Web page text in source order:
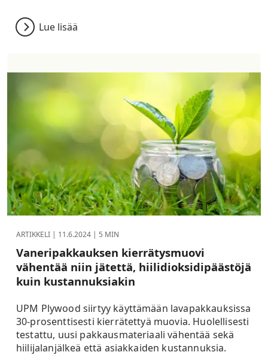
Lue lisää
ARTIKKELI | 11.6.2024 | 5 MIN
Vaneripakkauksen kierrätysmuovi
vähentää niin jätettä, hiilidioksidi­päästöjä
kuin kustannuksiakin
UPM Plywood siirtyy käyttämään lavapakkauksissa
30-prosenttisesti kierrätettyä muovia. Huolellisesti
testattu, uusi pakkausmateriaali vähentää sekä
hiilijalanjälkeä että asiakkaiden kustannuksia.